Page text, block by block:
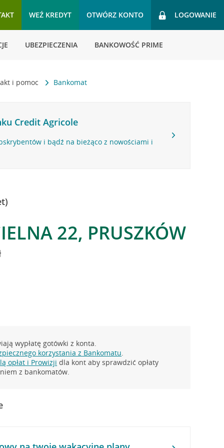
WEŹ KREDYT OTWÓRZ KONTO LOGOWANIE
UBEZPIECZENIA BANKOWOŚĆ PRIME
i pomoc Bankomat
Credit Agricole
i bądź na bieżąco z nowościami i
22, PRUSZKÓW
wypłatę gotówki z konta.
korzystania z Bankomatu.
opłat i Prowizji dla kont aby sprawdzić opłaty
z bankomatów.